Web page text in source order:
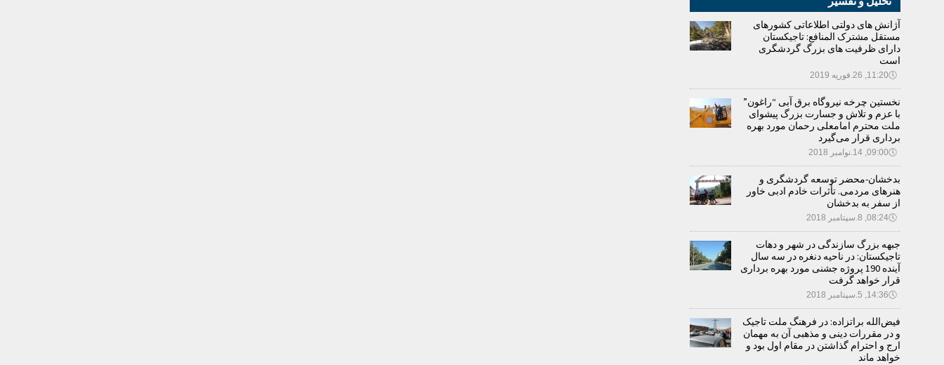
آژانش های دولتی اطلاعاتی کشورهای
مستقل مشترک المنافع: تاجیکستان
دارای ظرفیت های بزرگ گردشگری
است
🕔11:20, 26.فوریه 2019
نخستین چرخه نیروگاه برق آبی “راغون”
با عزم و تلاش و جسارت بزرگ پیشوای
ملت محترم امامعلی رحمان مورد بهره
برداری قرار می‌گیرد
🕔09:00, 14.نوامبر 2018
بدخشان-محضر توسعه گردشگری و
هنرهای مردمی. تأثرات خادم ادبی خاور
از سفر به بدخشان
🕔08:24, 8.سپتامبر 2018
جبهه بزرگ سازندگی در شهر و دهات
تاجیکستان: در ناحیه دنغره در سه سال
آینده 190 پروژه جشنی مورد بهره برداری
قرار خواهد گرفت
🕔14:36, 5.سپتامبر 2018
فیض‌الله براتزاده: در فرهنگ ملت تاجیک
و در مقررات دینی و مذهبی آن به مهمان
ارج و احترام گذاشتن در مقام اول بود و
خواهد ماند